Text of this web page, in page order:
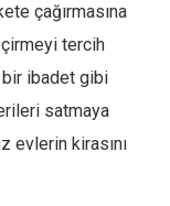
çağırmasına
tercih
bir ibadet gibi
satmaya
evlerin kirasını